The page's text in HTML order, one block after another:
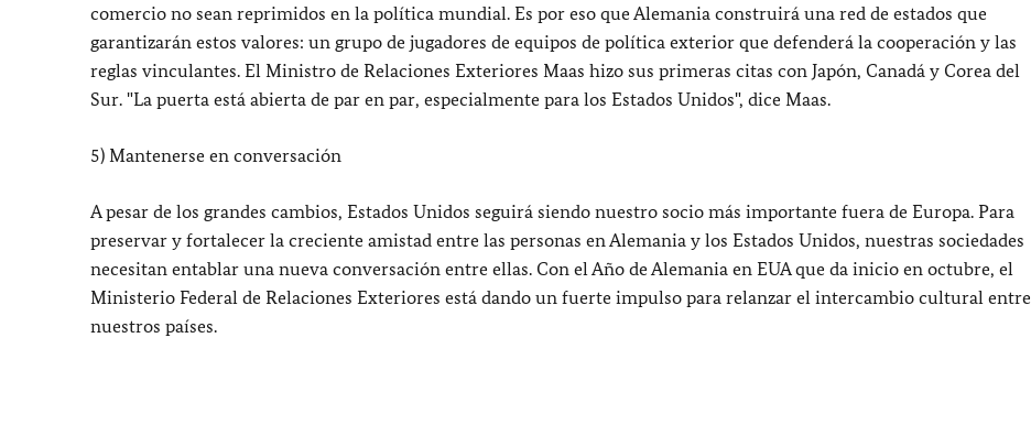
comercio no sean reprimidos en la política mundial. Es por eso que Alemania construirá una red de estados que
garantizarán estos valores: un grupo de jugadores de equipos de política exterior que defenderá la cooperación y las
reglas vinculantes. El Ministro de Relaciones Exteriores Maas hizo sus primeras citas con Japón, Canadá y Corea del
Sur. "La puerta está abierta de par en par, especialmente para los Estados Unidos", dice Maas.
5) Mantenerse en conversación
A pesar de los grandes cambios, Estados Unidos seguirá siendo nuestro socio más importante fuera de Europa. Para
preservar y fortalecer la creciente amistad entre las personas en Alemania y los Estados Unidos, nuestras sociedades
necesitan entablar una nueva conversación entre ellas. Con el Año de Alemania en EUA que da inicio en octubre, el
Ministerio Federal de Relaciones Exteriores está dando un fuerte impulso para relanzar el intercambio cultural entre
nuestros países.